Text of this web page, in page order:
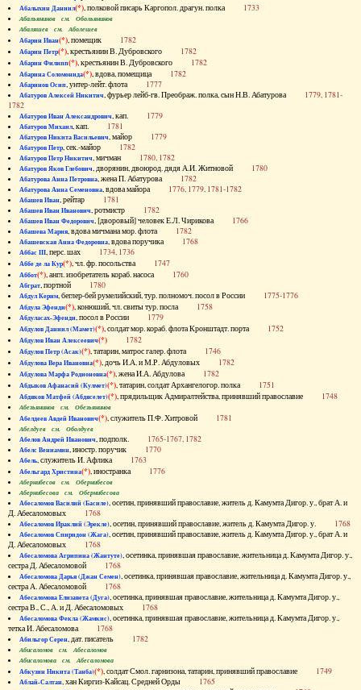
Абалыхин Даниил(*), полковой писарь Каргопол. драгун. полка 1733
Абальянинов см. Обольянинов
Абаляшев см. Аболешев
Абарин Иван(*), помещик 1782
Абарин Петр(*), крестьянин В. Дубровского 1782
Абарин Филипп(*), крестьянин В. Дубровского 1782
Абарина Соломонида(*), вдова, помещица 1782
Абаринов Осип, унтер-лейт. флота 1777
Абатуров Алексей Никитич, фурьер лейб-гв. Преображ. полка, сын Н.В. Абатурова 1779, 1781-
1782
Абатуров Иван Александрович, кап. 1779
Абатуров Михаил, кап. 1781
Абатуров Никита Васильевич, майор 1779
Абатуров Петр, сек.-майор 1782
Абатуров Петр Никитич, мичман 1780, 1782
Абатуров Яков Глебович, дворянин, двоюрод. дядя А.И. Житновой 1780
Абатурова Анна Петровна, жена П. Абатурова 1782
Абатурова Анна Семеновна, вдова майора 1776, 1779, 1781-1782
Абашев Иван, рейтар 1781
Абашев Иван Иванович, ротмистр 1782
Абашев Иван Федорович, [дворовый] человек Е.Л. Чирикова 1766
Абашева Мария, вдова мичмана мор. флота 1782
Абашевская Анна Федоровна, вдова поручика 1768
Аббас III, перс. шах 1734, 1736
Аббе де ла Кур(*), чл. фр. посольства 1747
Аббот(*), англ. изобретатель кораб. насоса 1760
Абграт, портной 1780
Абдул Керим, беглер-бей румелийский, тур. полномоч. посол в России 1775-1776
Абдула Эфенди(*), конюший, чл. свиты тур. посла 1758
Абдуласах-Эфенди, посол в России 1779
Абдулов Даниил (Мамет)(*), солдат мор. кораб. флота Кронштадт. порта 1752
Абдулов Иван Алексеевич(*) 1782
Абдулов Петр (Асак)(*), татарин, матрос галер. флота 1746
Абдулова Вера Ивановна(*), дочь И.А. и М.Р. Абдуловых 1782
Абдулова Марфа Родионовна(*), жена И.А. Абдулова 1782
Абдыков Афанасий (Кулмет)(*), татарин, солдат Архангелогор. полка 1751
Абдяков Матфей (Абдяселет)(*), прядильщик Адмиралтейства, принявший православие 1748
Абезьянинов см. Обезьянинов
Абелдеев Авдей Иванович(*), служитель П.Ф. Хитровой 1781
Абелдуев см. Оболдуев
Абелов Андрей Иванович, подполк. 1765-1767, 1782
Абелс Вениамин, иностр. поручик 1770
Абель, служитель И. Афлика 1763
Абельгард Христина(*), иностранка 1776
Абернибесов см. Обернибесов
Абернибесова см. Обернибесова
Абесаломов Василий (Басиле), осетин, принявший православие, житель д. Камумта Дигор. у., брат А. и
Д. Абесаломовых 1768
Абесаломов Ираклий (Эрекле), осетин, принявший православие, житель д. Камумта Дигор. у. 1768
Абесаломов Спиридон (Жага), осетин, принявший православие, житель д. Камумта Дигор. у., брат А. и
Д. Абесаломовых 1768
Абесаломова Агрипина (Жантуте), осетинка, принявшая православие, жительница д. Камумта Дигор. у.,
сестра Д. Абесаломовой 1768
Абесаломова Дарья (Джан Семен), осетинка, принявшая православие, жительница д. Камумта Дигор. у.,
сестра А. Абесаломовой 1768
Абесаломова Елизавета (Дуга), осетинка, принявшая православие, жительница д. Камумта Дигор. у.,
сестра В., С., А. и Д. Абесаломовых 1768
Абесаломова Фекла (Жамкис), осетинка, принявшая православие, жительница д. Камумта Дигор. у.,
тетка И. Абесаломова 1768
Абильгор Серен, дат. писатель 1782
Абисаломов см. Абесаломов
Абисаломова см. Абесаломова
Абкузин Никита (Танба)(*), солдат Смол. гарнизона, татарин, принявший православие 1749
Аблай-Салтан, хан Киргиз-Кайсац. Средней Орды 1765